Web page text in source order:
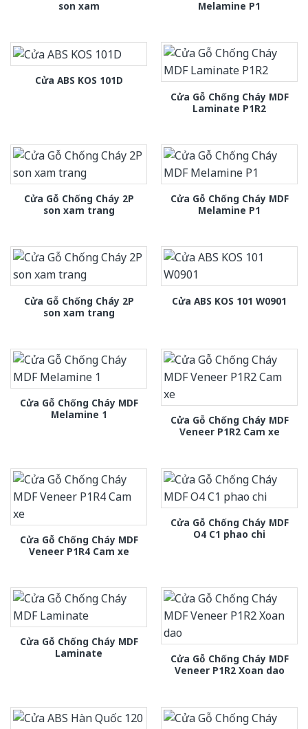
son xam
Melamine P1
Cửa ABS KOS 101D
Cửa Gỗ Chống Cháy MDF
Laminate P1R2
Cửa Gỗ Chống Cháy 2P
son xam trang
Cửa Gỗ Chống Cháy MDF
Melamine P1
Cửa Gỗ Chống Cháy 2P
son xam trang
Cửa ABS KOS 101 W0901
Cửa Gỗ Chống Cháy MDF
Melamine 1
Cửa Gỗ Chống Cháy MDF
Veneer P1R2 Cam xe
Cửa Gỗ Chống Cháy MDF
Veneer P1R4 Cam xe
Cửa Gỗ Chống Cháy MDF
O4 C1 phao chi
Cửa Gỗ Chống Cháy MDF
Laminate
Cửa Gỗ Chống Cháy MDF
Veneer P1R2 Xoan dao